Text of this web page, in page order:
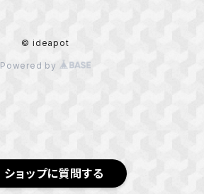
ショップに質問する
© ideapot
Powered by